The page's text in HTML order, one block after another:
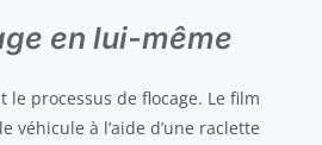
en lui-même
processus de flocage. Le film
véhicule à l’aide d’une raclette